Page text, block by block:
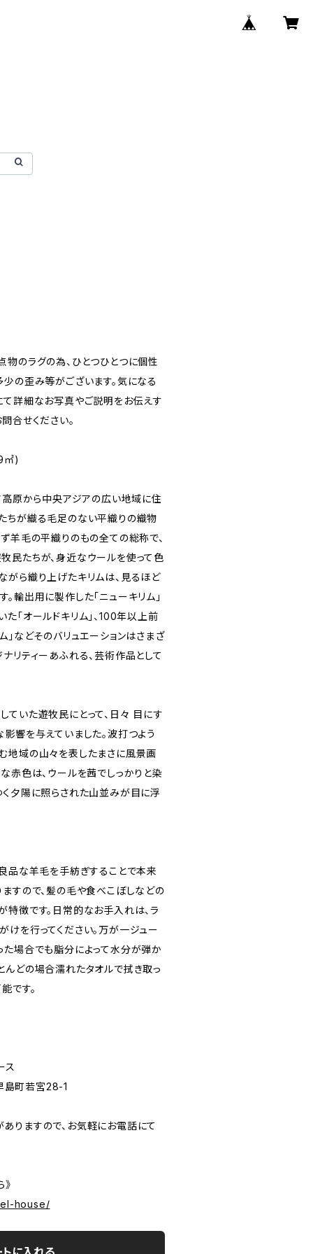
のラグの為、ひとつひとつに個性
の歪み等がございます。気になる
て詳細なお写真やご説明をお伝えす
合せください。
㎡)
高原から中央アジアの広い地域に住
ちが織る毛足のない平織りの織物
羊毛の平織りのもの全ての総称で、
民たちが、身近なウールを使って色
がら織り上げたキリムは、見るほど
輸出用に製作した「ニューキリム」
「オールドキリム」、100年以上前
」などそのバリュエーションはさまざ
リティーあふれる、芸術作品として
ていた遊牧民にとって、日々 目にす
響を与えていました。波打つよう
地域の山々を表したまさに風景画
赤色は、ウールを茜でしっかりと染
く夕陽に照らされた山並みが目に浮
品な羊毛を手紡ぎすることで本来
すので、髪の毛や食べこぼしなどの
特徴です。日常的なお手入れは、ラ
を行ってください。万が一ジュー
た場合でも脂分によって水分が弾か
んどの場合濡れたタオルで拭き取っ
です。
ス
町若宮28-1
りますので、お気軽にお電話にて
house/